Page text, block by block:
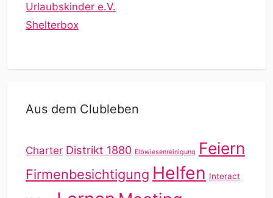
Urlaubskinder e.V.
Shelterbox
Aus dem Clubleben
Charter Distrikt 1880 Elbwiesenreinigung Feiern
Firmenbesichtigung Helfen Interact